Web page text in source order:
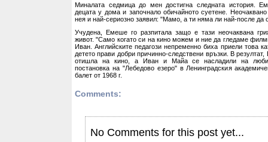
Миналата седмица до мен достигна следната история.
децата у дома и започнало обичайното суетене.
нея и най-сериозно заявил: "Мамо, а ти няма ли най-после да
Учудена, Емеше го разпитала защо е тази неочаквана
живот. "Само когато си на кино можем и ние да гледаме
Иван. Английските педагози непременно биха приели това
детето прави добри причинно-следствени връзки. В
отишла на кино, а Иван и Майа се насладили на
постановка на "Лебедово езеро" в Ленинградския
балет от 1968 г.
Comments:
No Comments for this post yet...